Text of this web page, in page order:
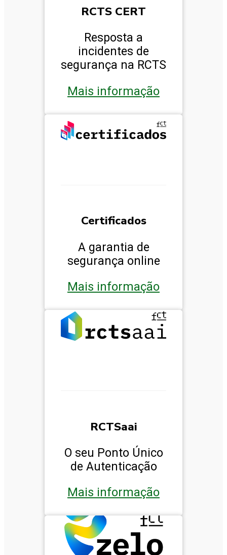
RCTS CERT
Resposta a
incidentes de
segurança na RCTS
Mais informação
Certificados
A garantia de
segurança online
Mais informação
RCTSaai
O seu Ponto Único
de Autenticação
Mais informação